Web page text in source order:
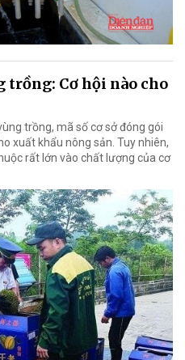
trồng: Cơ hội nào cho
trồng, mã số cơ sở đóng gói
xuất khẩu nông sản. Tuy nhiên,
rất lớn vào chất lượng của cơ